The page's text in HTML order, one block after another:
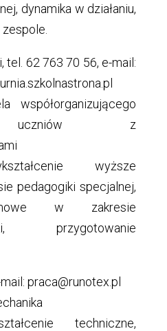
dynamika w działaniu,
tel. 62 763 70 56, e-mail:
współorganizującego
uczniów z
wyższe
pedagogiki specjalnej,
w zakresie
przygotowanie
praca@runotex.pl
techniczne,